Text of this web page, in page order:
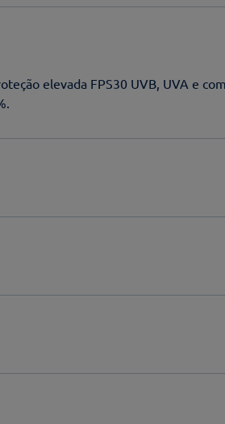
elevada FPS30 UVB, UVA e